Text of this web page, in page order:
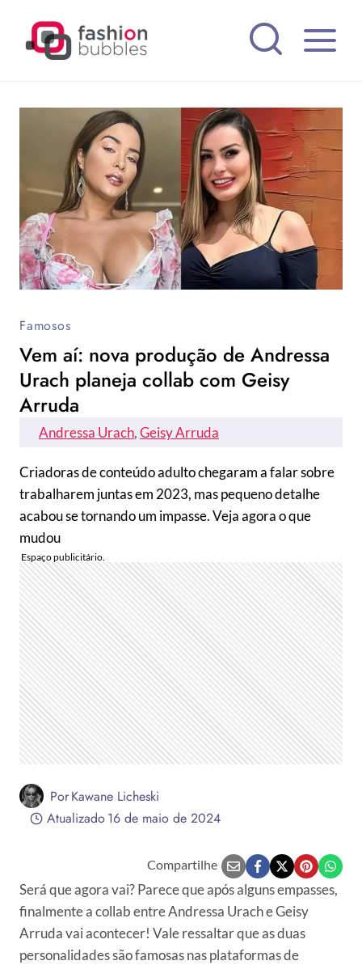
Famosos
Vem aí: nova produção de Andressa
Urach planeja collab com Geisy
Arruda
Andressa Urach, Geisy Arruda
Criadoras de conteúdo adulto chegaram a falar sobre
trabalharem juntas em 2023, mas pequeno detalhe
acabou se tornando um impasse. Veja agora o que
mudou
PorKawane Licheski
Atualizado16 de maio de 2024
Compartilhe
Será que agora vai? Parece que após alguns empasses,
finalmente a collab entre Andressa Urach e Geisy
Arruda vai acontecer! Vale ressaltar que as duas
personalidades são famosas nas plataformas de